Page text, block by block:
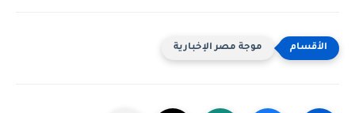
موجة مصر الإخبارية